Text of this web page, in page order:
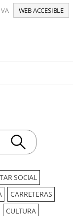
VA WEB ACCESIBLE
SOCIAL
CARRETERAS
CULTURA